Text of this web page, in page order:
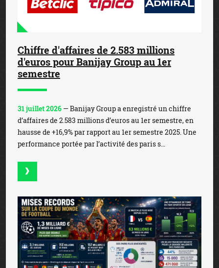
Chiffre d'affaires de 2.583 millions
d'euros pour Banijay Group au 1er
semestre
31 juillet 2026 — Banijay Group a enregistré un chiffre
d’affaires de 2.583 millions d’euros au 1er semestre, en
hausse de +16,9% par rapport au 1er semestre 2025. Une
performance portée par l’activité des paris s...